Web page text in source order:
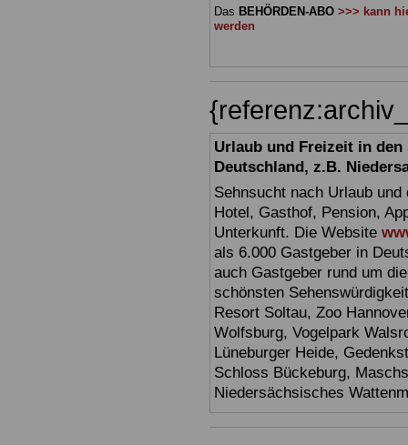
Das BEHÖRDEN-ABO >>> kann
werden
Urlaub und Freizeit in
Deutschland, z.B.
Sehnsucht nach Urlaub
Hotel, Gasthof, Pension,
Unterkunft. Die Website
als 6.000 Gastgeber in
auch Gastgeber rund um
schönsten
Resort Soltau, Zoo
Wolfsburg, Vogelpark
Lüneburger Heide,
Schloss Bückeburg,
Niedersächsisches